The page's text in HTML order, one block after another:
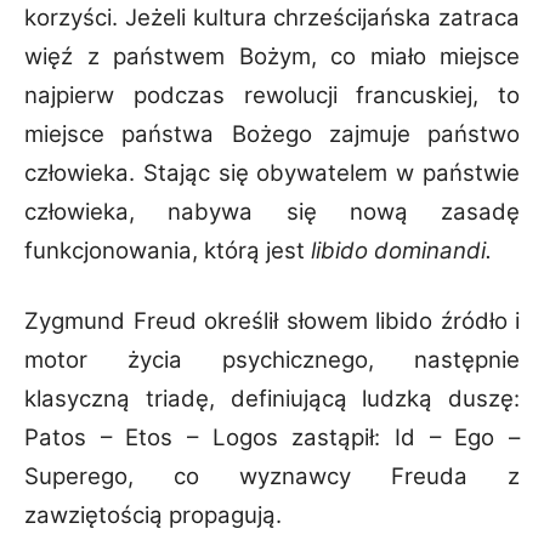
korzyści. Jeżeli kultura chrześcijańska zatraca
więź z państwem Bożym, co miało miejsce
najpierw podczas rewolucji francuskiej, to
miejsce państwa Bożego zajmuje państwo
człowieka. Stając się obywatelem w państwie
człowieka, nabywa się nową zasadę
funkcjonowania, którą jest libido dominandi.
Zygmund Freud określił słowem libido źródło i
motor życia psychicznego, następnie
klasyczną triadę, definiującą ludzką duszę:
Patos – Etos – Logos zastąpił: Id – Ego –
Superego, co wyznawcy Freuda z
zawziętością propagują.